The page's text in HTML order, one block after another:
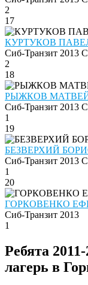
2
17
КУРТУКОВ
Сиб-Транзит 2013
2
18
РЫЖКОВ
Сиб-Транзит 2013
1
19
БЕЗВЕРХИЙ
Сиб-Транзит 2013
1
20
ГОРКОВЕНКО
Сиб-Транзит 2013
1
Ребята
лагерь в